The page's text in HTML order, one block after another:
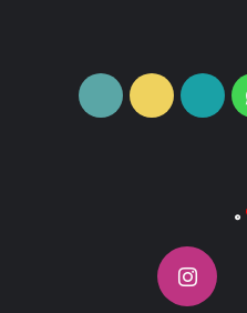
واتس
آپارات ایتا
۰